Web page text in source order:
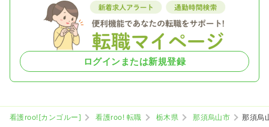
ログインまたは新規登録
看護roo![カンゴルー] 看護roo! 転職 栃木県 那須烏山市
那須烏